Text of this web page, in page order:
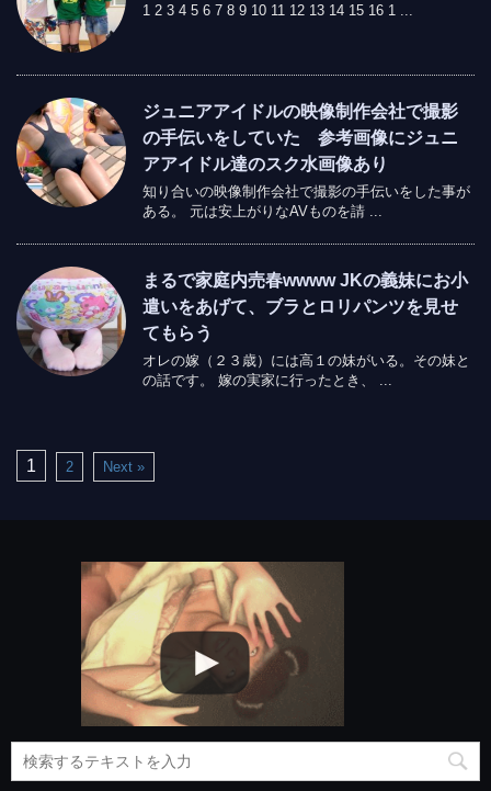
1 2 3 4 5 6 7 8 9 10 11 12 13 14 15 16 1 ...
ジュニアアイドルの映像制作会社で撮影
の手伝いをしていた 参考画像にジュニ
アアイドル達のスク水画像あり
知り合いの映像制作会社で撮影の手伝いをした事が
ある。 元は安上がりなAVものを請 ...
まるで家庭内売春wwww JKの義妹にお小
遣いをあげて、ブラとロリパンツを見せ
てもらう
オレの嫁（２３歳）には高１の妹がいる。その妹と
の話です。 嫁の実家に行ったとき、 ...
1 2 Next »